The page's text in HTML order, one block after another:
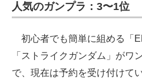
人気のガンプラ：3〜1位
初心者でも簡単に組める「
「ストライクガンダム」がワ
で、現在は予約を受け付けて